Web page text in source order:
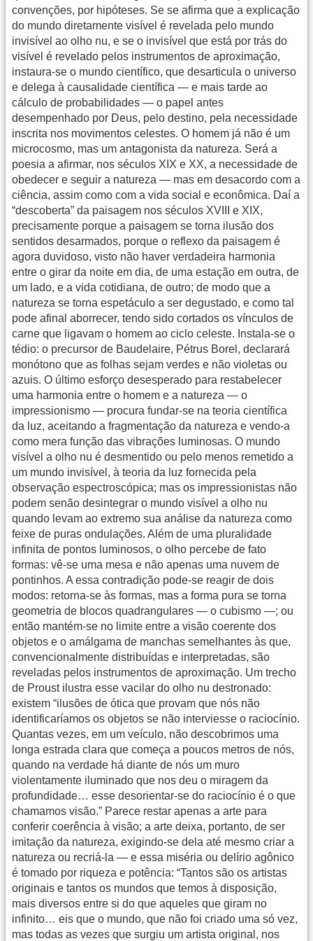
convenções, por hipóteses. Se se afirma que a explicação
do mundo diretamente visível é revelada pelo mundo
invisível ao olho nu, e se o invisível que está por trás do
visível é revelado pelos instrumentos de aproximação,
instaura-se o mundo científico, que desarticula o universo
e delega à causalidade científica — e mais tarde ao
cálculo de probabilidades — o papel antes
desempenhado por Deus, pelo destino, pela necessidade
inscrita nos movimentos celestes. O homem já não é um
microcosmo, mas um antagonista da natureza. Será a
poesia a afirmar, nos séculos XIX e XX, a necessidade de
obedecer e seguir a natureza — mas em desacordo com a
ciência, assim como com a vida social e econômica. Daí a
“descoberta” da paisagem nos séculos XVIII e XIX,
precisamente porque a paisagem se torna ilusão dos
sentidos desarmados, porque o reflexo da paisagem é
agora duvidoso, visto não haver verdadeira harmonia
entre o girar da noite em dia, de uma estação em outra, de
um lado, e a vida cotidiana, de outro; de modo que a
natureza se torna espetáculo a ser degustado, e como tal
pode afinal aborrecer, tendo sido cortados os vínculos de
carne que ligavam o homem ao ciclo celeste. Instala-se o
tédio: o precursor de Baudelaire, Pétrus Borel, declarará
monótono que as folhas sejam verdes e não violetas ou
azuis. O último esforço desesperado para restabelecer
uma harmonia entre o homem e a natureza — o
impressionismo — procura fundar-se na teoria científica
da luz, aceitando a fragmentação da natureza e vendo-a
como mera função das vibrações luminosas. O mundo
visível a olho nu é desmentido ou pelo menos remetido a
um mundo invisível, à teoria da luz fornecida pela
observação espectroscópica; mas os impressionistas não
podem senão desintegrar o mundo visível a olho nu
quando levam ao extremo sua análise da natureza como
feixe de puras ondulações. Além de uma pluralidade
infinita de pontos luminosos, o olho percebe de fato
formas: vê-se uma mesa e não apenas uma nuvem de
pontinhos. A essa contradição pode-se reagir de dois
modos: retorna-se às formas, mas a forma pura se torna
geometria de blocos quadrangulares — o cubismo —; ou
então mantém-se no limite entre a visão coerente dos
objetos e o amálgama de manchas semelhantes às que,
convencionalmente distribuídas e interpretadas, são
reveladas pelos instrumentos de aproximação. Um trecho
de Proust ilustra esse vacilar do olho nu destronado:
existem “ilusões de ótica que provam que nós não
identificaríamos os objetos se não interviesse o raciocínio.
Quantas vezes, em um veículo, não descobrimos uma
longa estrada clara que começa a poucos metros de nós,
quando na verdade há diante de nós um muro
violentamente iluminado que nos deu o miragem da
profundidade… esse desorientar-se do raciocínio é o que
chamamos visão.” Parece restar apenas a arte para
conferir coerência à visão; a arte deixa, portanto, de ser
imitação da natureza, exigindo-se dela até mesmo criar a
natureza ou recriá-la — e essa miséria ou delírio agônico
é tomado por riqueza e potência: “Tantos são os artistas
originais e tantos os mundos que temos à disposição,
mais diversos entre si do que aqueles que giram no
infinito… eis que o mundo, que não foi criado uma só vez,
mas todas as vezes que surgiu um artista original, nos